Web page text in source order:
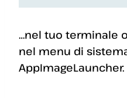
…nel tuo terminale
nel menu di
AppImageLauncher.